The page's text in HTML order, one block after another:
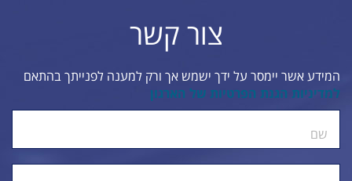
צור קשר
המידע אשר יימסר על ידך ישמש אך ורק למענה לפנייתך בהתאם
למדיניות הגנת הפרטיות של הארגון
שם